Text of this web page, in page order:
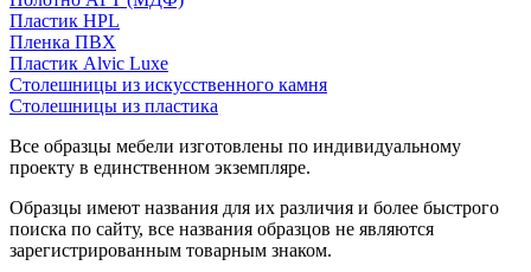
Пластик HPL
Пленка ПВХ
Пластик Alvic Luxe
Столешницы из искусственного камня
Столешницы из пластика
Все образцы мебели изготовлены по индивидуальному
проекту в единственном экземпляре.
Образцы имеют названия для их различия и более быстрого
поиска по сайту, все названия образцов не являются
зарегистрированным товарным знаком.